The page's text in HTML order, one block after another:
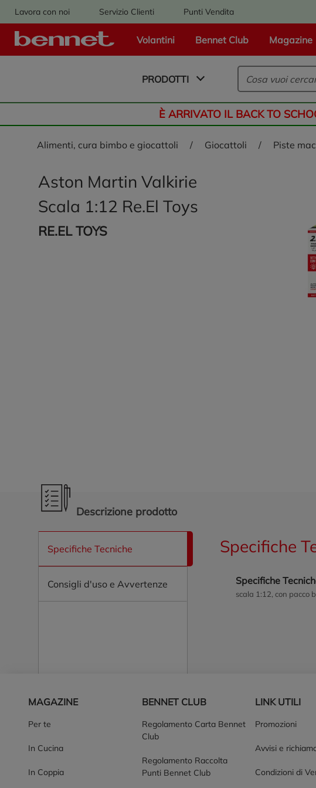
Lavora con noi Servizio Clienti Punti Vendita
Volantini Bennet Club Magazine
Logo Bennet - Torna alla homepage
PRODOTTI
È ARRIVATO IL BACK TO
alimenti, cura bimbo e giocattoli / giocattoli / piste
Aston Martin Valkirie
Scala 1:12 Re.El Toys
RE.EL TOYS
Descrizione prodotto
Specifiche Tecniche
Consigli d'uso e Avvertenze
Specifiche
Specifiche
scala 1:12, con pacco
MAGAZINE
Per te
In Cucina
In Coppia
BENNET CLUB
Regolamento Carta Bennet
Club
Regolamento Raccolta
Punti Bennet Club
LINK UTILI
Promozioni
Avvisi e
Condizioni di